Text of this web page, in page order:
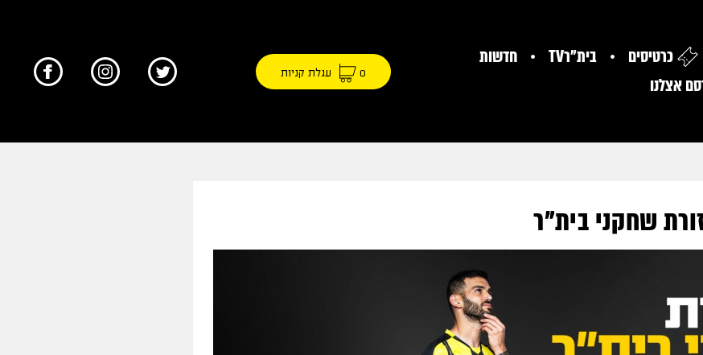
כרטיסים בית"רTV
חדשות
אצלנו
0 עגלת קניות
שחקני בית"ר